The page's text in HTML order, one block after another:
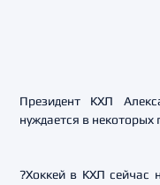
Президент КХЛ
нуждается в некоторых
?Хоккей в КХЛ сейчас